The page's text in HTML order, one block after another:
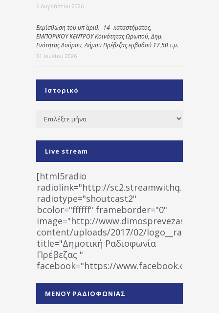
6 Αυγούστου 2026
Εκμίσθωση του υπ΄ αριθ. -14- καταστήματος,
ΕΜΠΟΡΙΚΟΥ ΚΕΝΤΡΟΥ Κοινότητας Ωρωπού, Δημ.
Ενότητας Λούρου, Δήμου Πρέβεζας εμβαδού 17,50 τ.μ.
31 Ιουλίου 2026
Ιστορικό
Ιστορικό
Live stream
[html5radio
radiolink="http://
radiotype="shoutcast2"
bcolor="ffffff" frameborder="0"
image="http://www.dimosprevezas.gr/wp-
content/uploads/2017/02/
title="Δημοτική Ραδιοφωνία
Πρέβεζας "
facebook="https://www.facebook.com/
1531194763766854/" artist="" ]
ΜΕΝΟΥ ΡΑΔΙΟΦΩΝΙΑΣ